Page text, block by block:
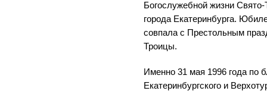
Богослужебной жизни
города Екатеринбурга.
совпала с Престольным
Троицы.
Именно 31 мая 1996 года по
Екатеринбургского и